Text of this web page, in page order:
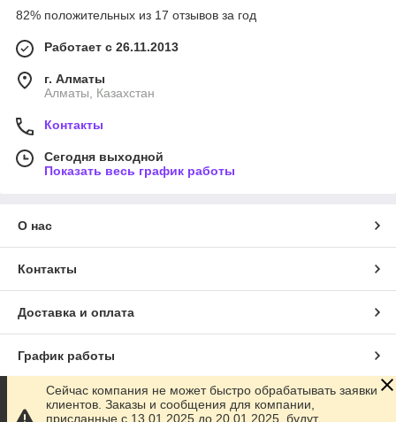
82% положительных из 17 отзывов за год
Работает с 26.11.2013
г. Алматы
Алматы, Казахстан
Контакты
Сегодня выходной
Показать весь график работы
О нас
Контакты
Доставка и оплата
График работы
Полная версия сайта
Сейчас компания не может быстро обрабатывать заявки
клиентов. Заказы и сообщения для компании,
присланные с 13.01.2025 до 20.01.2025, будут